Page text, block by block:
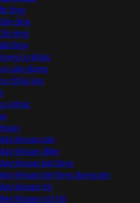
ống
ống
ống
ống
cụ khác
xây dựng
thủy lực
khác
khoan pin
khoan điện
khoan bê tông
khoan bê tông dùng pin
khoan từ
khoan rút lõi